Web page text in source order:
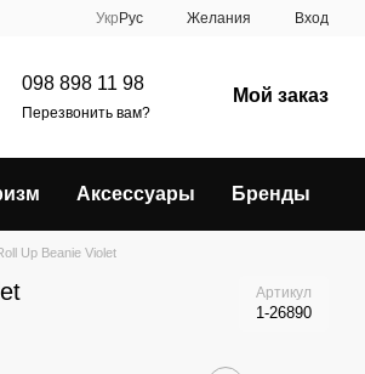
Укр Рус Желания Вход
098 898 11 98
Перезвонить вам?
Мой заказ
Аксессуары Бренды
Up Beanie Violet
Артикул
1-26890